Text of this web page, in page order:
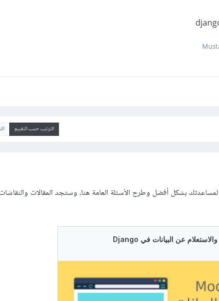
الترتيب حسب التقييم
بشكل أفضل وطرح الأسئلة العامة هنا، وستجد المقالات والنقاشات